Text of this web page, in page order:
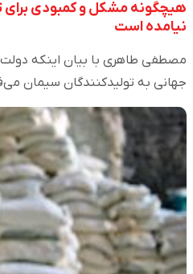
هیچگونه مشکل و کمبودی
نیامده است
مصطفی طاهری با بیان اینکه دولت
جهانی به تولیدکنندگان سیمان